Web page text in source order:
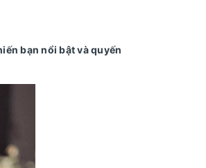
bạn nổi bật và quyến